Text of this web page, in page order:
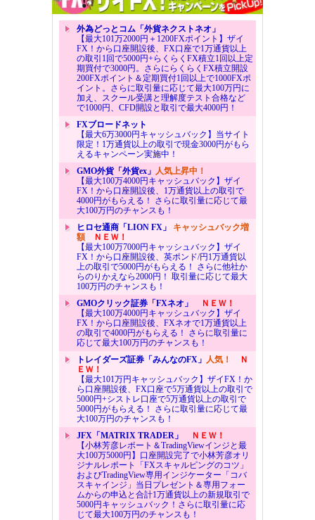
外為どっとコム「外貨ネクストネオ」
【最大101万2000円＋1200FXポイント】ザイ
FX！から口座開設後、FX口座で1万通貨以上
の取引1回で5000円+らくらくFX積立1回以上定
期買付で3000円。さらにらくらくFX積立開設
200FXポイント＆定期買付1回以上で1000FXポ
イント。さらに取引量に応じて最大100万円に
加え、スクール受講と理解度テスト合格など
で1000円、CFD開設と取引で最大4000円！
FXブロードネット
【最大6万3000円キャッシュバック】当サイト
限定！1万通貨以上の取引で現金3000円がもら
えるキャンペーン実施中！
GMO外貨「外貨ex」 人気上昇中！
【最大100万4000円キャッシュバック】ザイ
FX！から口座開設後、1万通貨以上の取引で
4000円がもらえる！ さらに取引量に応じて最
大100万円のチャンスも！
ヒロセ通商「LION FX」 キャッシュバック増
額ＮＥＷ！
【最大100万7000円キャッシュバック】ザイ
FX！から口座開設後、英ポンド/円1万通貨以
上の取引で5000円がもらえる！ さらに他社か
らのりかえなら2000円！ 取引量に応じて最大
100万円のチャンスも！
GMOクリック証券「FXネオ」
ＮＥＷ！
【最大100万4000円キャッシュバック】ザイ
FX！から口座開設後、FXネオで1万通貨以上
の取引で4000円がもらえる！ さらに取引量に
応じて最大100万円のチャンスも！
トレイダーズ証券「みんなのFX」 人気！
Ｎ
ＥＷ！
【最大101万円キャッシュバック】ザイFX！か
ら口座開設後、FX口座で5万通貨以上の取引で
5000円+シストレ口座で5万通貨以上の取引で
5000円がもらえる！ さらに取引量に応じて最
大100万円のチャンスも！
JFX「MATRIX TRADER」
ＮＥＷ！
【小林芳彦レポート＆TradingViewインジと最
大100万5000円】口座開設完了で小林芳彦オリ
ジナルレポート「FXスキャルピングのコツ」
およびTradingView専用インジケーター「コバ
スキャインジ」当日プレゼント＆専用フォー
ムからの申込と合計1万通貨以上の新規取引で
5000円キャッシュバック！さらに取引量に応
じて最大100万円のチャンスも！